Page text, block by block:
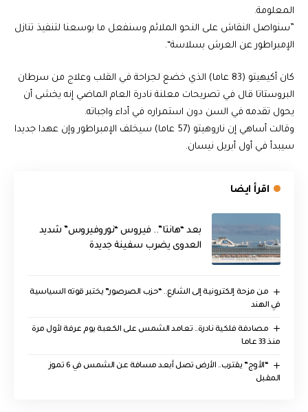
المعلومة.
”سنواصل النقاش على النحو الملائم وسنفعل ما بوسعنا لتنفيذ تنازل
الإمبراطور عن العرش بسلاسة“.
كان أكيهيتو (83 عاما) الذي خضع لجراحة في القلب وعلاج من سرطان
البروستاتا قال في تصريحات معلنة نادرة العام الماضي إنه يخشى أن
يحول تقدمه في السن دون استمراره في أداء واجباته.
وقالت أساهي إن ناروهيتو (57 عاما) سيخلف الإمبراطور وإن عهدا جديدا
سيبدأ في أول أبريل نيسان.
اقرأ ايضا
بعد “هانتا”.. فيروس “نوروفيروس” شديد
العدوى يضرب سفينة جديدة
من مزحة إلكترونية إلى الشارع.. “حزب الصرصور” يختبر قوته السياسية
في الهند
مصادفة فلكية نادرة.. تعامد الشمس على الكعبة يوم عرفة لأول مرة
منذ 33 عاما
“الأوج” يقترب.. الأرض تصل أبعد مسافة عن الشمس في 6 تموز
المقبل